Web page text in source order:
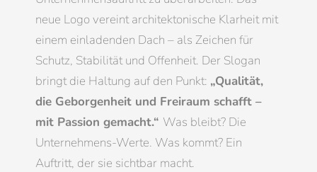
neue Logo vereint architektonische Klarheit mit
einem einladenden Dach – als Zeichen für
Schutz, Stabilität und Offenheit. Der Slogan
bringt die Haltung auf den Punkt: „Qualität,
die Geborgenheit und Freiraum schafft –
mit Passion gemacht.“ Was bleibt? Die
Unternehmens-Werte. Was kommt? Ein
Auftritt, der sie sichtbar macht.